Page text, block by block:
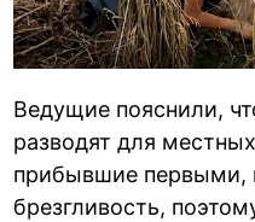
Ведущие пояснили,
разводят для
прибывшие первыми,
брезгливость,